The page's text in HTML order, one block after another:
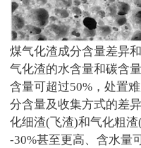
煤气化渣成分含量差异
气化渣的水含量和碳含
含量可超过50% ，处置
分含量及收集方式的差
化细渣( 飞渣)和气化粗渣(
-30%甚至更高、含水量